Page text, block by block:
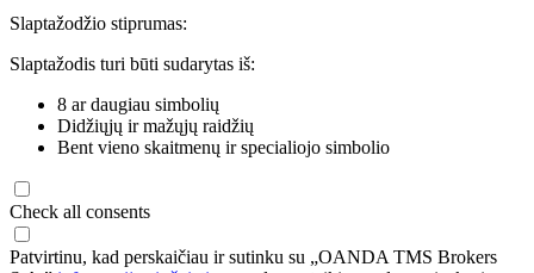
Slaptažodžio stiprumas:
Slaptažodis turi būti sudarytas iš:
8 ar daugiau simbolių
Didžiųjų ir mažųjų raidžių
Bent vieno skaitmenų ir specialiojo simbolio
Check all consents
Patvirtinu, kad perskaičiau ir sutinku su „OANDA TMS Brokers